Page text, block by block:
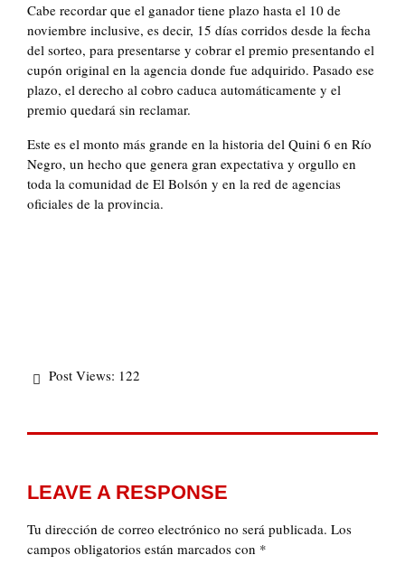
Cabe recordar que el ganador tiene plazo hasta el 10 de
noviembre inclusive, es decir, 15 días corridos desde la fecha
del sorteo, para presentarse y cobrar el premio presentando el
cupón original en la agencia donde fue adquirido. Pasado ese
plazo, el derecho al cobro caduca automáticamente y el
premio quedará sin reclamar.
Este es el monto más grande en la historia del Quini 6 en Río
Negro, un hecho que genera gran expectativa y orgullo en
toda la comunidad de El Bolsón y en la red de agencias
oficiales de la provincia.
Post Views: 122
LEAVE A RESPONSE
Tu dirección de correo electrónico no será publicada. Los
campos obligatorios están marcados con *